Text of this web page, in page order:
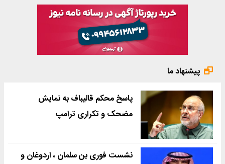
پیشنهاد ما
پاسخ محکم قالیباف به نمایش
مضحک و تکراری ترامپ
نشست فوری بن سلمان ، اردوغان و